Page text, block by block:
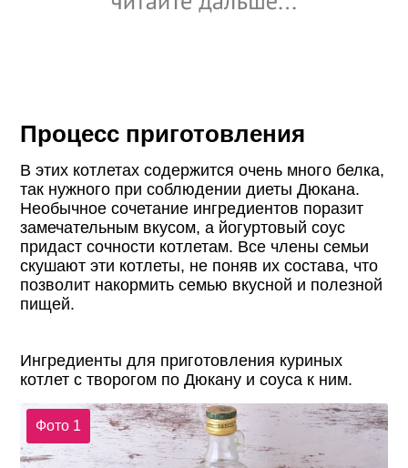
Процесс приготовления
В этих котлетах содержится очень много белка,
так нужного при соблюдении диеты Дюкана.
Необычное сочетание ингредиентов поразит
замечательным вкусом, а йогуртовый соус
придаст сочности котлетам. Все члены семьи
скушают эти котлеты, не поняв их состава, что
позволит накормить семью вкусной и полезной
пищей.
Ингредиенты для приготовления куриных
котлет с творогом по Дюкану и соуса к ним.
Фото 1